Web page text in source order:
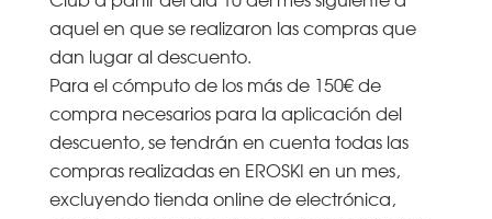
aquel en que se realizaron las compras que
dan lugar al descuento.
Para el cómputo de los más de 150€ de
compra necesarios para la aplicación del
descuento, se tendrán en cuenta todas las
compras realizadas en EROSKI en un mes,
excluyendo tienda online de electrónica,